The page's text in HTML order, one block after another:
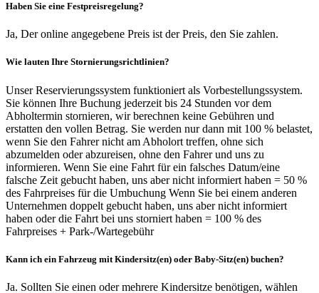
Haben Sie eine Festpreisregelung?
Ja, Der online angegebene Preis ist der Preis, den Sie zahlen.
Wie lauten Ihre Stornierungsrichtlinien?
Unser Reservierungssystem funktioniert als Vorbestellungssystem.
Sie können Ihre Buchung jederzeit bis 24 Stunden vor dem
Abholtermin stornieren, wir berechnen keine Gebühren und
erstatten den vollen Betrag. Sie werden nur dann mit 100 % belastet,
wenn Sie den Fahrer nicht am Abholort treffen, ohne sich
abzumelden oder abzureisen, ohne den Fahrer und uns zu
informieren. Wenn Sie eine Fahrt für ein falsches Datum/eine
falsche Zeit gebucht haben, uns aber nicht informiert haben = 50 %
des Fahrpreises für die Umbuchung Wenn Sie bei einem anderen
Unternehmen doppelt gebucht haben, uns aber nicht informiert
haben oder die Fahrt bei uns storniert haben = 100 % des
Fahrpreises + Park-/Wartegebühr
Kann ich ein Fahrzeug mit Kindersitz(en) oder Baby-Sitz(en) buchen?
Ja. Sollten Sie einen oder mehrere Kindersitze benötigen, wählen